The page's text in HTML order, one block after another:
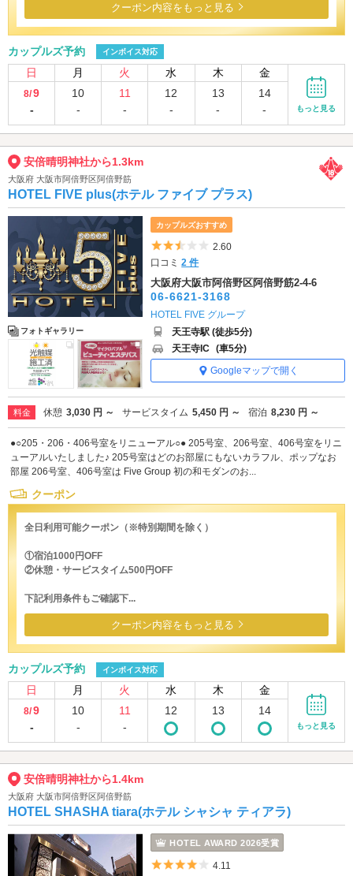
クーポン内容をもっと見る
カップルズ予約 インボイス対応
日 月 火 水 木 金
8/9
-
10
-
11
-
12
-
13
-
14
-
もっと見る
安倍晴明神社から1.3km
大阪府 大阪市阿倍野区阿倍野筋
HOTEL FIVE plus(ホテル ファイブ プラス)
フォトギャラリー
カップルズおすすめ
5つ星のうち2.5
2.60
口コミ2 件
大阪府大阪市阿倍野区阿倍野筋2-4-6
06-6621-3168
HOTEL FIVE グループ
天王寺駅 (徒歩5分)
天王寺IC (車5分)
Googleマップで開く
料金 休憩 3,030 円 ～ サービスタイム 5,450 円 ～ 宿泊 8,230 円 ～
●○205・206・406号室をリニューアル○● 205号室、206号室、406号室をリニ
ューアルいたしました♪ 205号室はどのお部屋にもないカラフル、ポップなお
部屋 206号室、406号室は Five Group 初の和モダンのお...
クーポン
全日利用可能クーポン（※特別期間を除く）
①宿泊1000円OFF
②休憩・サービスタイム500円OFF
下記利用条件もご確認下...
クーポン内容をもっと見る
カップルズ予約 インボイス対応
日 月 火 水 木 金
8/9
-
10
-
11
-
12 13 14
もっと見る
安倍晴明神社から1.4km
大阪府 大阪市阿倍野区阿倍野筋
HOTEL SHASHA tiara(ホテル シャシャ ティアラ)
HOTEL AWARD 2026受賞
5つ星のうち4
4.11